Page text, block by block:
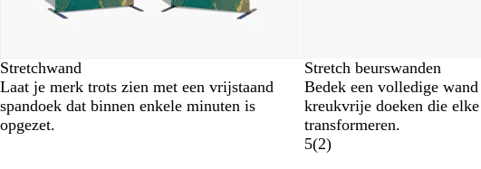
Stretchwand
Laat je merk trots zien met een vrijstaand
spandoek dat binnen enkele minuten is
opgezet.
Stretch beurswanden
Bedek een volledige
kreukvrije doeken die
transformeren.
5(2)